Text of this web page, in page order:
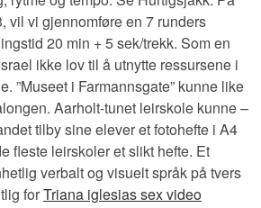
vil vi gjennomføre en 7 runders
20 min + 5 sek/trekk. Som en
ikke lov til å utnytte ressursene i
”Museet i Farmannsgate” kunne like
Aarholt-tunet leirskole kunne –
tilby sine elever et fotohefte i A4
fleste leirskoler et slikt hefte. Et
verbalt og visuelt språk på tvers
forTriana iglesias sex video